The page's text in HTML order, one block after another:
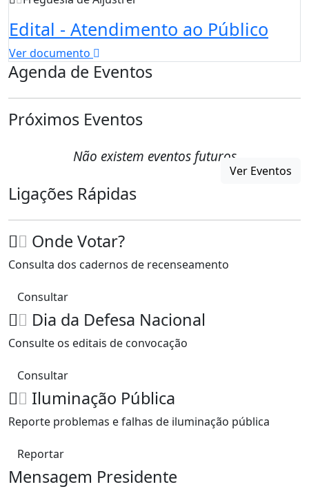
Edital - Atendimento ao Público
Ver documento
Agenda de Eventos
Próximos Eventos
Não existem eventos futuros
Ver Eventos
Ligações Rápidas
Onde Votar?
Consulta dos cadernos de recenseamento
Consultar
Dia da Defesa Nacional
Consulte os editais de convocação
Consultar
Iluminação Pública
Reporte problemas e falhas de iluminação pública
Reportar
Mensagem Presidente